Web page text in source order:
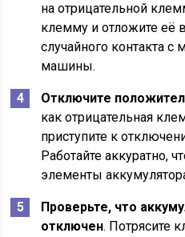
на отрицательной
клемму и отложите её
случайного контакта с
машины.
Отключите
как отрицательная
приступите к
Работайте аккуратно,
элементы
Проверьте, что
отключен. Потрясите